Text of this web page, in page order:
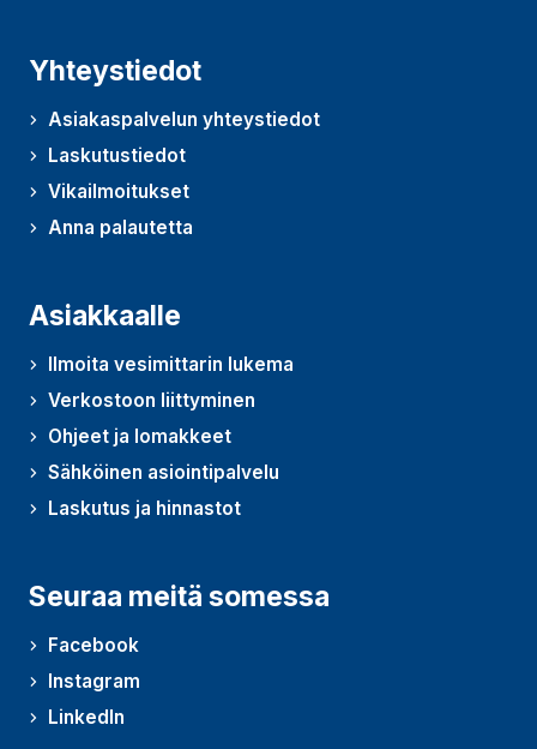
Yhteystiedot
Asiakaspalvelun yhteystiedot
Laskutustiedot
Vikailmoitukset
Anna palautetta
(Avautuu uudessa ikkunassa)
Asiakkaalle
Ilmoita vesimittarin lukema
Verkostoon liittyminen
Ohjeet ja lomakkeet
Sähköinen asiointipalvelu
Laskutus ja hinnastot
Seuraa meitä somessa
Facebook
Instagram
LinkedIn